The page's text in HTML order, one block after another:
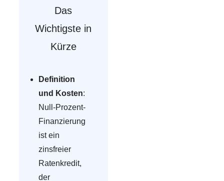
Das
Wichtigste in
Kürze
Definition
und Kosten:
Null-Prozent-
Finanzierung
ist ein
zinsfreier
Ratenkredit,
der